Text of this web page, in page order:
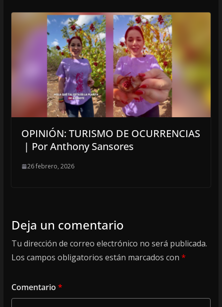
OPINIÓN: TURISMO DE OCURRENCIAS
| Por Anthony Sansores
26 febrero, 2026
Deja un comentario
Tu dirección de correo electrónico no será publicada.
Los campos obligatorios están marcados con *
Comentario *